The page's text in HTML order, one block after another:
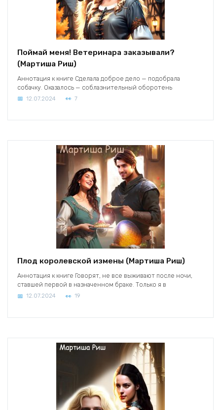
Поймай меня! Ветеринара заказывали?
(Мартиша Риш)
Аннотация к книге Сделала доброе дело — подобрала
собачку. Оказалось — соблазнительный оборотень
12.07.2024 7
Плод королевской измены (Мартиша Риш)
Аннотация к книге Говорят, не все выживают после ночи,
ставшей первой в назначенном браке. Только я в
12.07.2024 19